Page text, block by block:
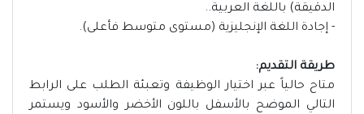
الدقيقة) باللغة العربية..
- إجادة اللغة الإنجليزية (مستوى متوسط فأعلى).
طريقة التقديم:
متاح حالياً عبر اختيار الوظيفة وتعبئة الطلب على الرابط
التالي الموضح بالأسفل باللون الأخضر والأسود ويستمر